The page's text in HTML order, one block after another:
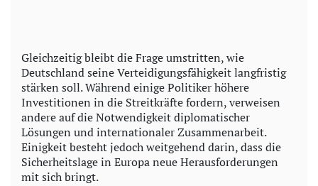
Gleichzeitig bleibt die Frage umstritten, wie
Deutschland seine Verteidigungsfähigkeit langfristig
stärken soll. Während einige Politiker höhere
Investitionen in die Streitkräfte fordern, verweisen
andere auf die Notwendigkeit diplomatischer
Lösungen und internationaler Zusammenarbeit.
Einigkeit besteht jedoch weitgehend darin, dass die
Sicherheitslage in Europa neue Herausforderungen
mit sich bringt.